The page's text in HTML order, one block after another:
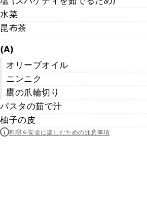
水菜
昆布茶
(A)
オリーブオイル
ニンニク
鷹の爪輪切り
パスタの茹で汁
柚子の皮
料理を安全に楽しむための注意事項